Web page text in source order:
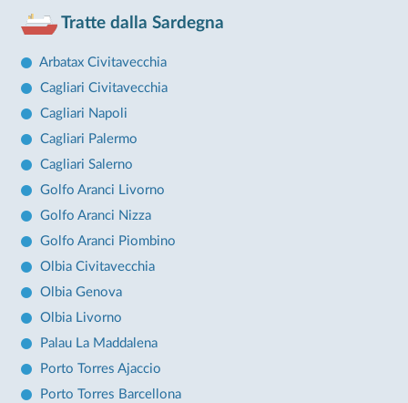
Tratte dalla Sardegna
Arbatax Civitavecchia
Cagliari Civitavecchia
Cagliari Napoli
Cagliari Palermo
Cagliari Salerno
Golfo Aranci Livorno
Golfo Aranci Nizza
Golfo Aranci Piombino
Olbia Civitavecchia
Olbia Genova
Olbia Livorno
Palau La Maddalena
Porto Torres Ajaccio
Porto Torres Barcellona